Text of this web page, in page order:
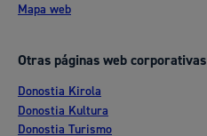
Mapa web
Otras páginas web corporativas
Donostia Kirola
Donostia Kultura
Donostia Turismo